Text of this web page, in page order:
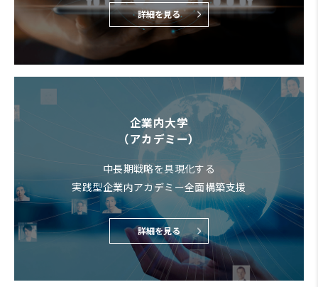
詳細を見る
企業内大学
（アカデミー）
中長期戦略を具現化する
実践型企業内アカデミー全面構築支援
詳細を見る